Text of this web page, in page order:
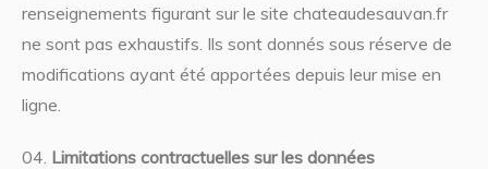
renseignements figurant sur le site chateaudesauvan.fr
ne sont pas exhaustifs. Ils sont donnés sous réserve de
modifications ayant été apportées depuis leur mise en
ligne.
Limitations contractuelles sur les données